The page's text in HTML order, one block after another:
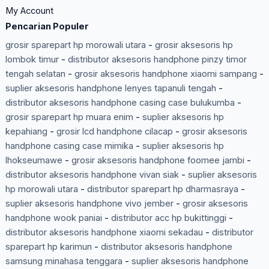
My Account
Pencarian Populer
grosir sparepart hp morowali utara - grosir aksesoris hp
lombok timur- distributor aksesoris handphone pinzy timor
tengah selatan - grosir aksesoris handphone xiaomi sampang -
suplier aksesoris handphone lenyes tapanuli tengah -
distributor aksesoris handphone casing case bulukumba -
grosir sparepart hp muara enim - suplier aksesoris hp
kepahiang - grosir lcd handphone cilacap - grosir aksesoris
handphone casing case mimika - suplier aksesoris hp
lhokseumawe - grosir aksesoris handphone foomee jambi -
distributor aksesoris handphone vivan siak- suplier aksesoris
hp morowali utara - distributor sparepart hp dharmasraya -
suplier aksesoris handphone vivo jember- grosir aksesoris
handphone wook paniai - distributor acc hp bukittinggi -
distributor aksesoris handphone xiaomi sekadau - distributor
sparepart hp karimun - distributor aksesoris handphone
samsung minahasa tenggara - suplier aksesoris handphone